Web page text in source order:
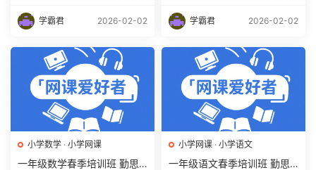
学霸君 2026-02-02 学霸君 2026-02-02
小学数学 · 小学网课
一年级数学春季培训班 勤思
小学网课 · 小学语文
一年级语文春季培训班 勤思